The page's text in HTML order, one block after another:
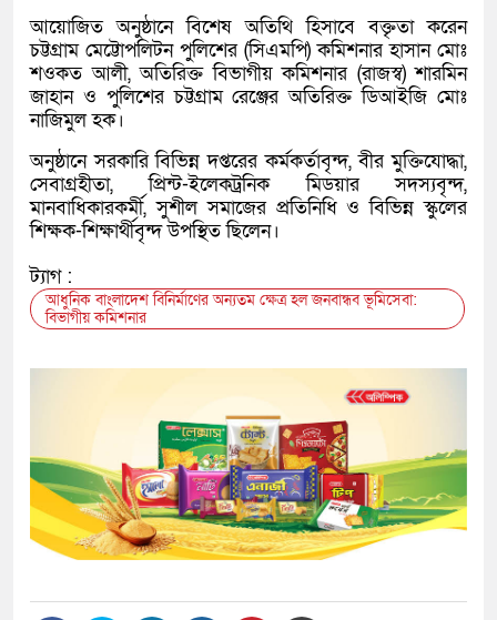
আয়োজিত অনুষ্ঠানে বিশেষ অতিথি হিসাবে বক্তৃতা করেন
চট্টগ্রাম মেট্টোপলিটন পুলিশের (সিএমপি) কমিশনার হাসান মোঃ
শওকত আলী, অতিরিক্ত বিভাগীয় কমিশনার (রাজস্ব) শারমিন
জাহান ও পুলিশের চট্টগ্রাম রেঞ্জের অতিরিক্ত ডিআইজি মোঃ
নাজিমুল হক।
অনুষ্ঠানে সরকারি বিভিন্ন দপ্তরের কর্মকর্তাবৃন্দ, বীর মুক্তিযোদ্ধা,
সেবাগ্রহীতা, প্রিন্ট-ইলেকট্রনিক মিডয়ার সদস্যবৃন্দ,
মানবাধিকারকর্মী, সুশীল সমাজের প্রতিনিধি ও বিভিন্ন স্কুলের
শিক্ষক-শিক্ষার্থীবৃন্দ উপস্থিত ছিলেন।
ট্যাগ :
আধুনিক বাংলাদেশ বিনির্মাণের অন্যতম ক্ষেত্র হল জনবান্ধব ভূমিসেবা:
বিভাগীয় কমিশনার